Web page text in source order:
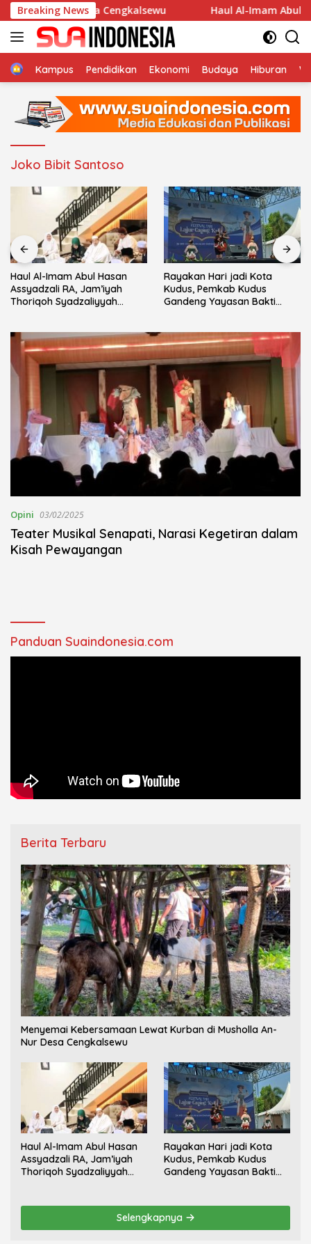
Langsung
ke
konten
Breaking News
An-Nur Desa Cengkalsewu Haul Al-Imam Abul
HomeKampus Pendidikan Ekonomi Budaya Hiburan
Joko Bibit Santoso
Haul Al-Imam Abul Hasan
Assyadzali RA, Jam’iyah
Thoriqoh Syadzaliyyah
Rayakan Hari jadi Kota
Kudus, Pemkab Kudus
Gandeng Yayasan Bakti
Opini 03/02/2025
Teater Musikal Senapati, Narasi Kegetiran dalam
Kisah Pewayangan
Panduan Suaindonesia.com
Berita Terbaru
Menyemai Kebersamaan Lewat Kurban di Musholla An-
Nur Desa Cengkalsewu
Haul Al-Imam Abul Hasan
Assyadzali RA, Jam’iyah
Thoriqoh Syadzaliyyah
Rayakan Hari jadi Kota
Kudus, Pemkab Kudus
Gandeng Yayasan Bakti
Selengkapnya